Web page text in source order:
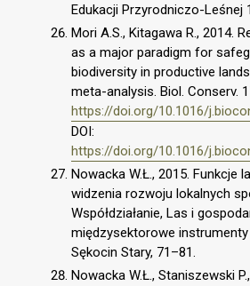
Edukacji Przyrodniczo-Leśnej
Mori A.S., Kitagawa R., 2014.
as a major paradigm for
biodiversity in productive
meta-analysis. Biol. Conserv.
https://doi.org/10.1016/
DOI:
https://doi.org/10.1016/
Nowacka W.Ł., 2015. Funkcje
widzenia rozwoju lokalnych
Współdziałanie, Las i
międzysektorowe
Sękocin Stary, 71–81.
Nowacka W.Ł., Staniszewski